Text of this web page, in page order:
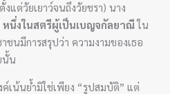
แต่วัยเยาว์จนถึงวัยชรา) นาง
หนึ่งในสตรีผู้เป็นเบญจกัลยาณีใน
นมีการสรุปว่า ความงามของเธอ
นั้น
เน้นย้ำมิใช่เพียง “รูปสมบัติ” แต่